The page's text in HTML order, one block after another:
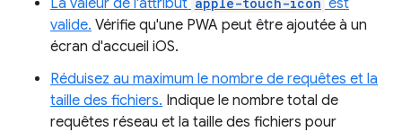
valide. Vérifie qu'une PWA peut être ajoutée à un
écran d'accueil iOS.
Réduisez au maximum le nombre de requêtes et la
taille des fichiers. Indique le nombre total de
requêtes réseau et la taille des fichiers pour